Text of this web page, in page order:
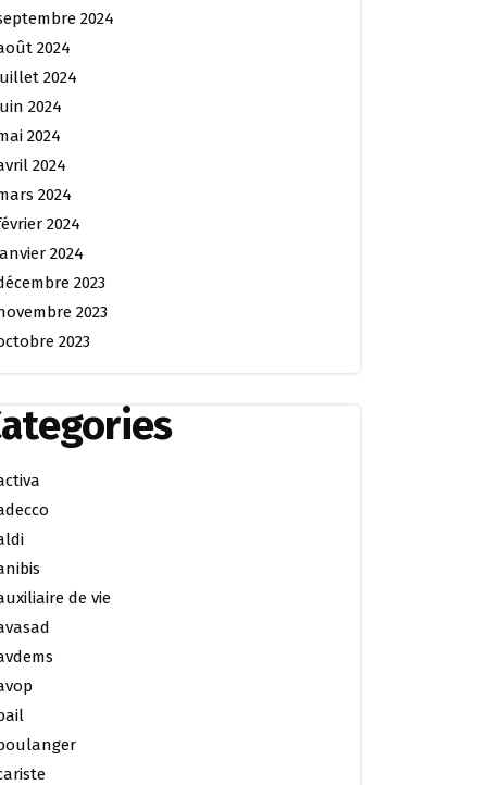
2024
2024
2024
2024
2024
2024
2024
2024
2024
2023
2023
2023
de vie